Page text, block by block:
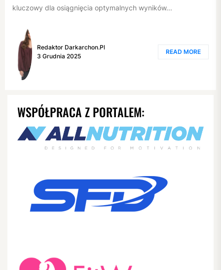
kluczowy dla osiągnięcia optymalnych wyników...
Redaktor Darkarchon.pl
3 Grudnia 2025
READ MORE
WSPÓŁPRACA Z PORTALEM: